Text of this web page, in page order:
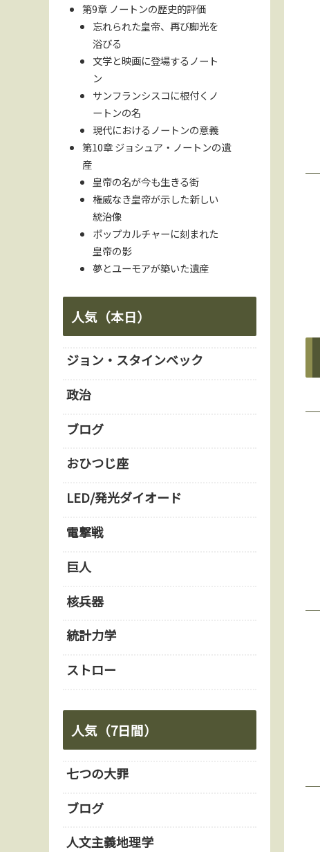
第9章 ノートンの歴史的評価
忘れられた皇帝、再び脚光を
浴びる
文学と映画に登場するノート
ン
サンフランシスコに根付くノ
ートンの名
現代におけるノートンの意義
第10章 ジョシュア・ノートンの遺
産
皇帝の名が今も生きる街
権威なき皇帝が示した新しい
統治像
ポップカルチャーに刻まれた
皇帝の影
夢とユーモアが築いた遺産
人気（本日）
ジョン・スタインベック
政治
ブログ
おひつじ座
LED/発光ダイオード
電撃戦
巨人
核兵器
統計力学
ストロー
人気（7日間）
七つの大罪
ブログ
人文主義地理学